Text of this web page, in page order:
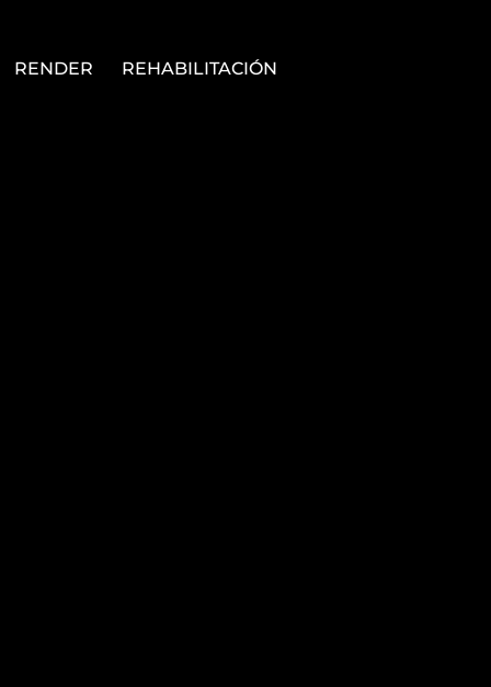
RENDER REHABILITACIÓN